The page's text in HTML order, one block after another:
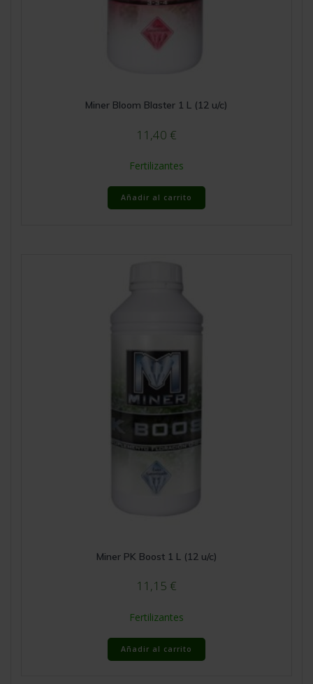
Miner Bloom Blaster 1 L (12 u/c)
11,40 €
Fertilizantes
Añadir al carrito
Miner PK Boost 1 L (12 u/c)
11,15 €
Fertilizantes
Añadir al carrito